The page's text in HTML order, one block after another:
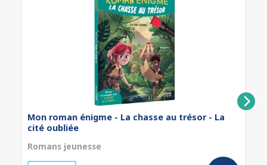
Mon roman énigme - La chasse au trésor - La
cité oubliée
Romans jeunesse